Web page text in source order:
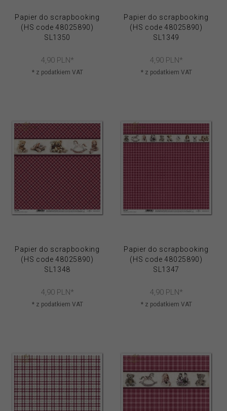
Papier do scrapbooking
(HS code 48025890)
SL1350
4, 90 PLN*
* z podatkiem VAT
Papier do scrapbooking
(HS code 48025890)
SL1349
4, 90 PLN*
* z podatkiem VAT
Papier do scrapbooking
(HS code 48025890)
SL1348
4, 90 PLN*
* z podatkiem VAT
Papier do scrapbooking
(HS code 48025890)
SL1347
4, 90 PLN*
* z podatkiem VAT